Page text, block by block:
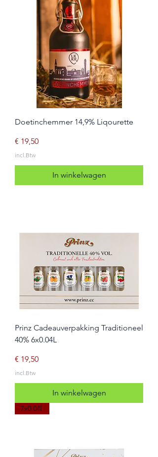
Doetinchemmer 14,9% Liqourette
Prijs
€ 19,50
incl.Btw
In winkelwagen
Prinz Cadeauverpakking Traditioneel
40% 6x0.04L
Prijs
€ 19,50
incl.Btw
In winkelwagen
7x0.04L